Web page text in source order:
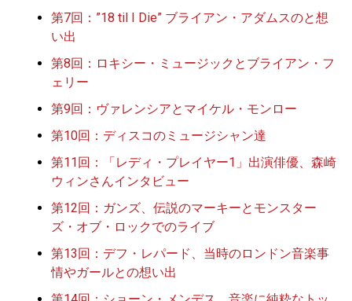
第7回：”18 til I Die” ブライアン・アダムスのと想
い出
第8回：ロキシー・ミュージックとブライアン・フ
ェリー
第9回：ヴァレンシアとマイケル・モンロー
第10回：ディスコのミュージシャン達
第11回：「レディ・プレイヤー1」出演俳優、森崎
ウィンさんインタビュー
第12回：ガンズ、伝説のマーキーとモンスター
ズ・オブ・ロックでのライブ
第13回：デフ・レパード、当時のロンドン音楽事
情やガールとの想い出